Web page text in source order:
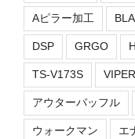
Aピラー加工
DSP GRGO
TS-V173S VIPER
アウターバッフル
ウォークマン エ